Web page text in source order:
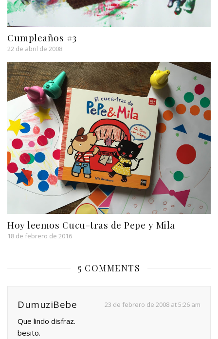
Cumpleaños #3
22 de abril de 2008
Hoy leemos Cucu-tras de Pepe y Mila
18 de febrero de 2016
5 COMMENTS
DumuziBebe 23 de febrero de 2008 at 5:26 am
Que lindo disfraz.
besito.